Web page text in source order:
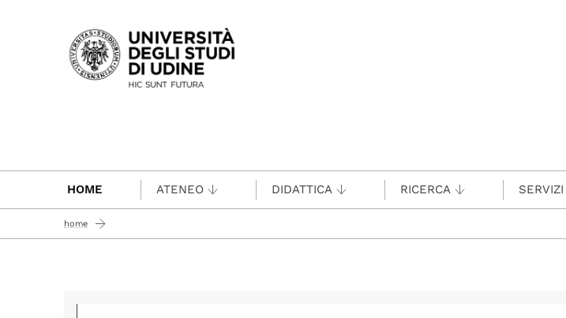
Passa al contenuto principale
HOME ATENEO DIDATTICA RICERCA SERVIZI
home